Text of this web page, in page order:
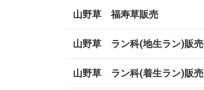
山野草 福寿草販売
山野草 ラン科(地生ラン)販売
山野草 ラン科(着生ラン)販売